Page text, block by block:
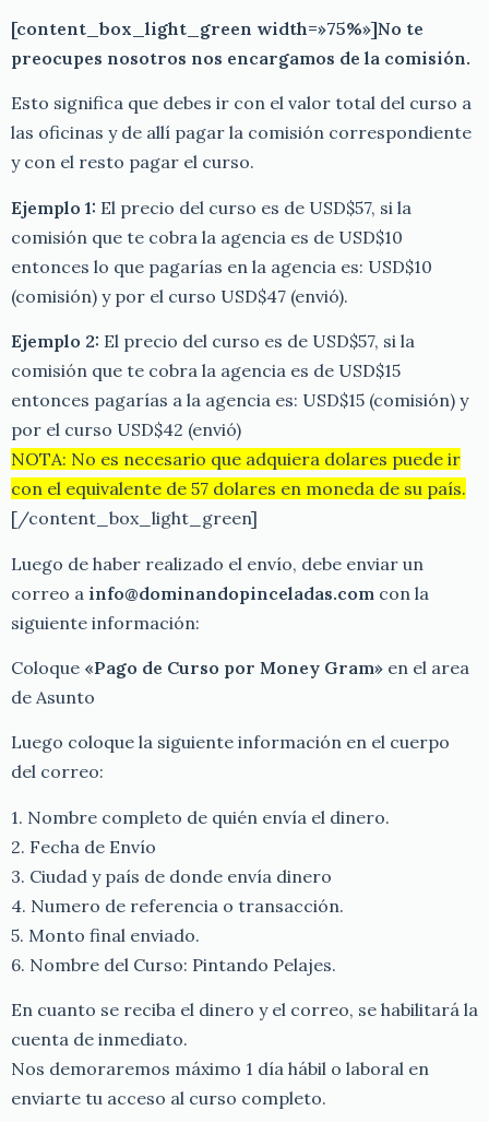
[content_box_light_green width=»75%»]No te
preocupes nosotros nos encargamos de la comisión.
Esto significa que debes ir con el valor total del curso a
las oficinas y de allí pagar la comisión correspondiente
y con el resto pagar el curso.
Ejemplo 1: El precio del curso es de USD$57, si la
comisión que te cobra la agencia es de USD$10
entonces lo que pagarías en la agencia es: USD$10
(comisión) y por el curso USD$47 (envió).
Ejemplo 2: El precio del curso es de USD$57, si la
comisión que te cobra la agencia es de USD$15
entonces pagarías a la agencia es: USD$15 (comisión) y
por el curso USD$42 (envió)
NOTA: No es necesario que adquiera dolares puede ir
con el equivalente de 57 dolares en moneda de su país.
[/content_box_light_green]
Luego de haber realizado el envío, debe enviar un
correo a info@dominandopinceladas.com con la
siguiente información:
Coloque «Pago de Curso por Money Gram» en el area
de Asunto
Luego coloque la siguiente información en el cuerpo
del correo:
1. Nombre completo de quién envía el dinero.
2. Fecha de Envío
3. Ciudad y país de donde envía dinero
4. Numero de referencia o transacción.
5. Monto final enviado.
6. Nombre del Curso: Pintando Pelajes.
En cuanto se reciba el dinero y el correo, se habilitará la
cuenta de inmediato.
Nos demoraremos máximo 1 día hábil o laboral en
enviarte tu acceso al curso completo.